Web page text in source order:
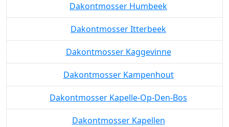
Dakontmosser Humbeek
Dakontmosser Itterbeek
Dakontmosser Kaggevinne
Dakontmosser Kampenhout
Dakontmosser Kapelle-Op-Den-Bos
Dakontmosser Kapellen